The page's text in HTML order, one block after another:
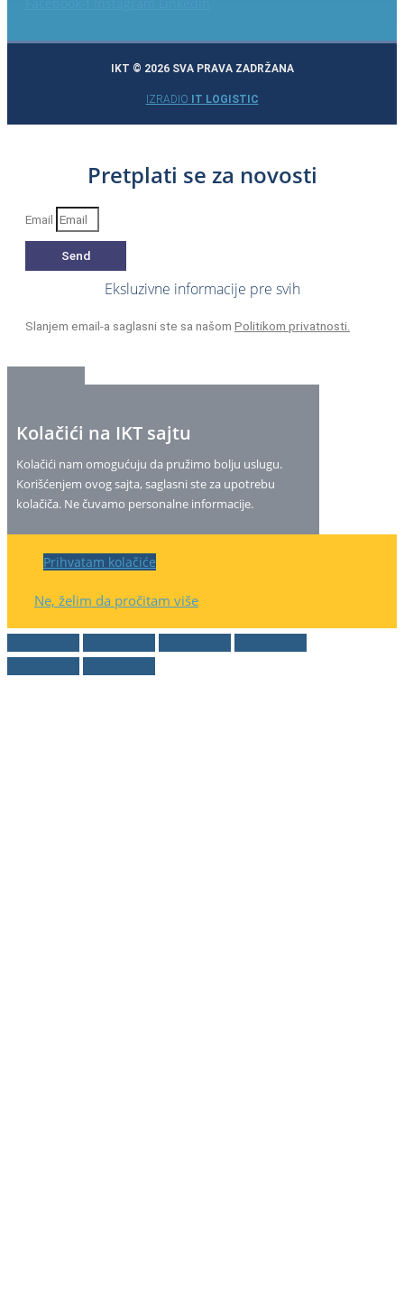
IKT © 2026 SVA PRAVA ZADRŽANA
IZRADIO IT LOGISTIC
Pretplati se za novosti
Email
Send
Eksluzivne informacije pre svih
Slanjem email-a saglasni ste sa našom Politikom privatnosti.
Kolačići na IKT sajtu
Kolačići nam omogućuju da pružimo bolju uslugu.
Korišćenjem ovog sajta, saglasni ste za upotrebu
kolačiča. Ne čuvamo personalne informacije.
Prihvatam kolačiće
Ne, želim da pročitam više